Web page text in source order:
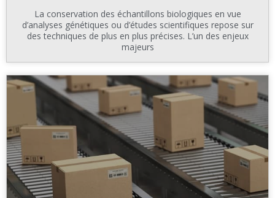
La conservation des échantillons biologiques en vue
d’analyses génétiques ou d’études scientifiques repose sur
des techniques de plus en plus précises. L’un des enjeux
majeurs